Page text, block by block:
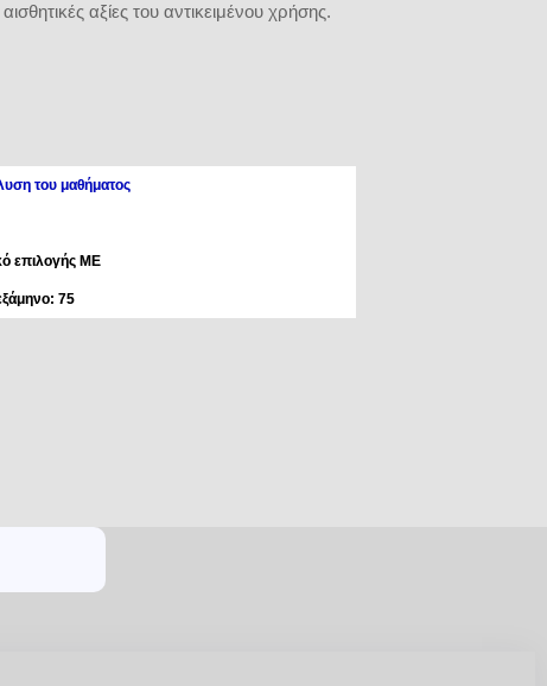
αξίες του αντικειμένου χρήσης.
του μαθήματος
επιλογής ΜΕ
75